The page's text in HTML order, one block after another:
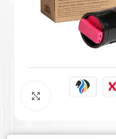
Agrandar